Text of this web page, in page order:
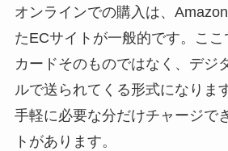
オンラインでの購入は、
たECサイトが一般的です。ここ
カードそのものではなく、デジ
ルで送られてくる形式になりま
手軽に必要な分だけチャージで
トがあります。